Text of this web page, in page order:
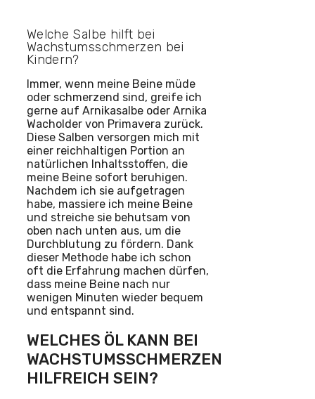
Welche Salbe hilft bei
Wachstumsschmerzen bei
Kindern?
Immer, wenn meine Beine müde
oder schmerzend sind, greife ich
gerne auf Arnikasalbe oder Arnika
Wacholder von Primavera zurück.
Diese Salben versorgen mich mit
einer reichhaltigen Portion an
natürlichen Inhaltsstoffen, die
meine Beine sofort beruhigen.
Nachdem ich sie aufgetragen
habe, massiere ich meine Beine
und streiche sie behutsam von
oben nach unten aus, um die
Durchblutung zu fördern. Dank
dieser Methode habe ich schon
oft die Erfahrung machen dürfen,
dass meine Beine nach nur
wenigen Minuten wieder bequem
und entspannt sind.
WELCHES ÖL KANN BEI
WACHSTUMSSCHMERZEN
HILFREICH SEIN?